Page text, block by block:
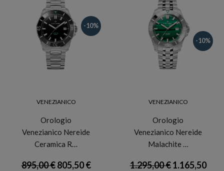
-10%
VENEZIANICO
Orologio
Venezianico Nereide
Ceramica R…
895,00 €805,50 €
-10%
VENEZIANICO
Orologio
Venezianico Nereide
Malachite …
1.295,00 €1.165,50